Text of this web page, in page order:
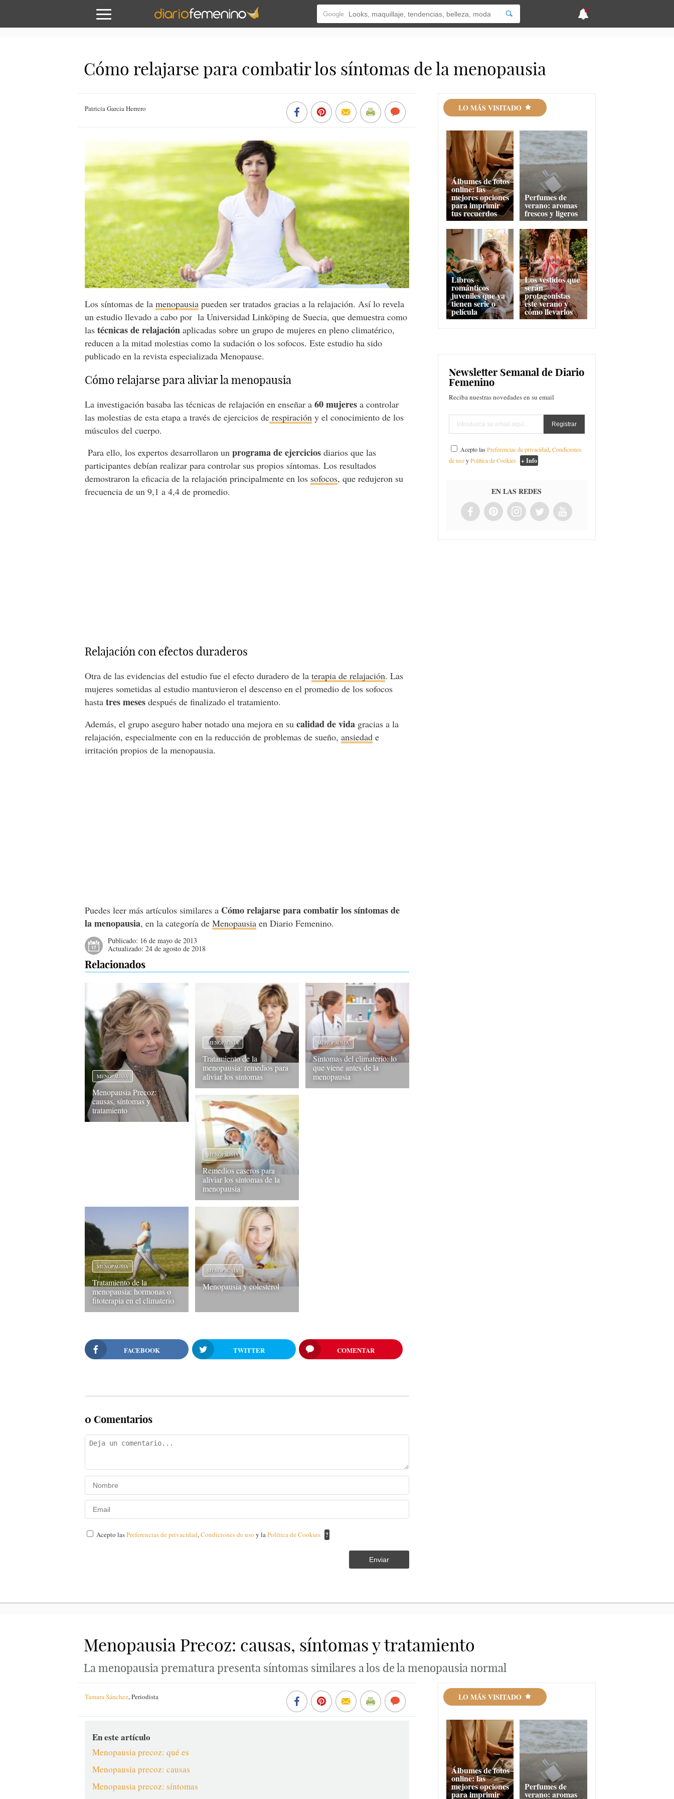
Cómo relajarse para combatir los síntomas de la menopausia
Patricia Garcia Herrero
Los síntomas de lamenopausia pueden ser tratados gracias a la relajación. Así lo revela
un estudio llevado a cabo por la Universidad Linköping de Suecia, que demuestra como
las técnicas de relajación aplicadas sobre un grupo de mujeres en pleno climatérico,
reducen a la mitad molestias como la sudación o los sofocos. Este estudio ha sido
publicado en la revista especializada Menopause.
Cómo relajarse para aliviar la menopausia
La investigación basaba las técnicas de relajación en enseñar a 60 mujeres a controlar
las molestias de esta etapa a través de ejercicios de respiración y el conocimiento de los
músculos del cuerpo.
Para ello, los expertos desarrollaron unprograma de ejercicios diarios que las
participantes debían realizar para controlar sus propios síntomas. Los resultados
demostraron la eficacia de la relajación principalmente en los sofocos, que redujeron su
frecuencia de un 9,1 a 4,4 de promedio.
Relajación con efectos duraderos
Otra de las evidencias del estudio fue el efecto duradero de laterapia de relajación. Las
mujeres sometidas al estudio mantuvieron el descenso en el promedio de los sofocos
hastatres meses después de finalizado el tratamiento.
Además, el grupo aseguro haber notado una mejora en su calidad de vida gracias a la
relajación, especialmente con en la reducción de problemas de sueño,ansiedad e
irritación propios de la menopausia.
Puedes leer más artículos similares a Cómo relajarse para combatir los síntomas de
la menopausia, en la categoría deMenopausia en Diario Femenino.
Publicado: 16 de mayo de 2013
Actualizado:24 de agosto de 2018
Relacionados
MENOPAUSIA
Menopausia Precoz:
causas, síntomas y
tratamiento
MENOPAUSIA
Tratamiento de la
menopausia: remedios para
aliviar los síntomas
MENOPAUSIA
Síntomas del climaterio: lo
que viene antes de la
menopausia
MENOPAUSIA
Remedios caseros para
aliviar los síntomas de la
menopausia
MENOPAUSIA
Tratamiento de la
menopausia: hormonas o
fitoterapia en el climaterio
MENOPAUSIA
Menopausia y colesterol
FACEBOOK TWITTER COMENTAR
0 Comentarios
Acepto lasPreferencias de privacidad,Condiciones de usoy laPolítica de Cookies ?
Enviar
LO MÁS VISITADO
Álbumes de fotos
online: las
mejores opciones
para imprimir
tus recuerdos
Perfumes de
verano: aromas
frescos y ligeros
Libros
románticos
juveniles que ya
tienen serie o
película
Los vestidos que
serán
protagonistas
este verano y
cómo llevarlos
Newsletter Semanal de Diario
Femenino
Reciba nuestras novedades en su email
Acepto lasPreferencias de privacidad,Condiciones
de usoyPolítica de Cookies + Info
EN LAS REDES
Menopausia Precoz: causas, síntomas y tratamiento
La menopausia prematura presenta síntomas similares a los de la menopausia normal
Tamara Sánchez,Periodista
En este artículo
Menopausia precoz: qué es
Menopausia precoz: causas
Menopausia precoz: síntomas
LO MÁS VISITADO
Álbumes de fotos
online: las
mejores opciones
para imprimir
Perfumes de
verano: aromas